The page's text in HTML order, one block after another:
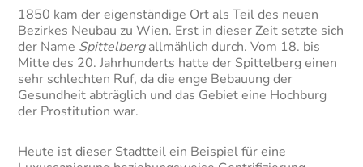
1850 kam der eigenständige Ort als Teil des neuen
Bezirkes Neubau zu Wien. Erst in dieser Zeit setzte sich
der Name Spittelbergallmählich durch. Vom 18. bis
Mitte des 20. Jahrhunderts hatte der Spittelberg einen
sehr schlechten Ruf, da die enge Bebauung der
Gesundheit abträglich und das Gebiet eine Hochburg
der Prostitution war.
Heute ist dieser Stadtteil ein Beispiel für eine